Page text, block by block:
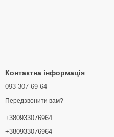
Контактна інформація
093-307-69-64
Передзвонити вам?
+380933076964
+380933076964